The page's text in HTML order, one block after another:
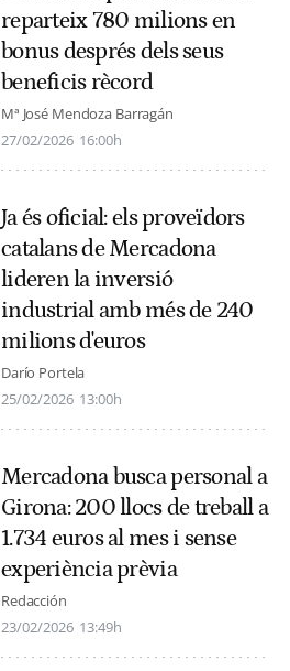
reparteix 780 milions en
bonus després dels seus
beneficis rècord
Mª José Mendoza Barragán
27/02/2026 16:00h
Ja és oficial: els proveïdors
catalans de Mercadona
lideren la inversió
industrial amb més de 240
milions d'euros
Darío Portela
25/02/2026 13:00h
Mercadona busca personal a
Girona: 200 llocs de treball a
1.734 euros al mes i sense
experiència prèvia
Redacción
23/02/2026 13:49h